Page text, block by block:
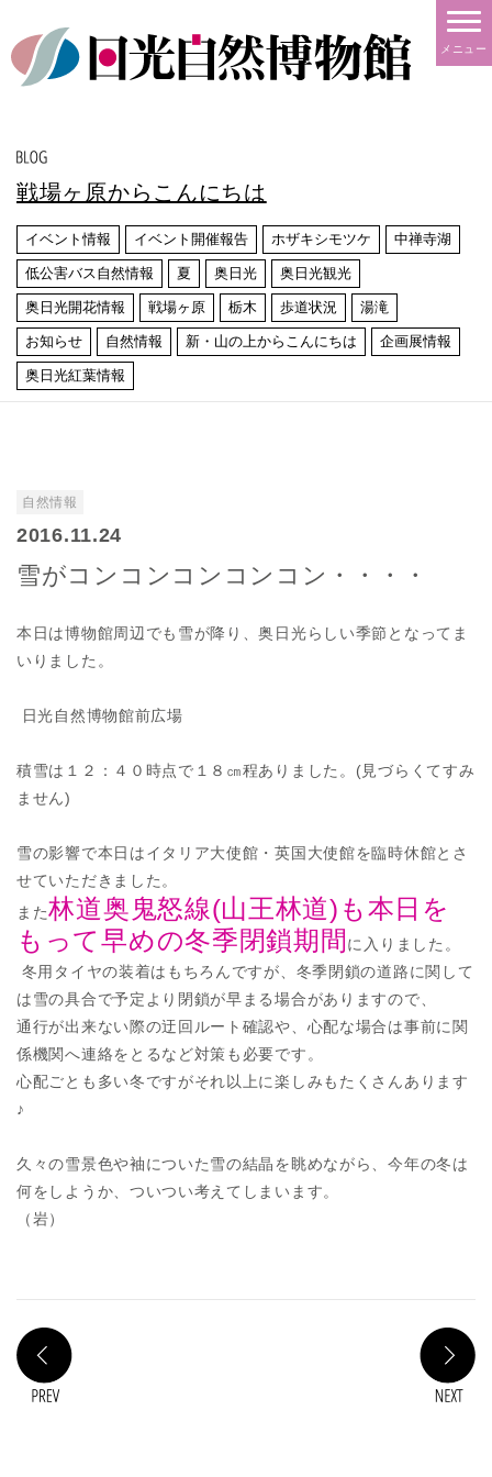
メニュー
戦場ヶ原からこんにちは
イベント情報 イベント開催報告 ホザキシモツケ 中禅寺湖
低公害バス自然情報 夏 奥日光 奥日光観光
奥日光開花情報 戦場ヶ原 栃木 歩道状況 湯滝
お知らせ 自然情報 新・山の上からこんにちは 企画展情報
奥日光紅葉情報
自然情報
2016.11.24
雪がコンコンコンコンコン・・・・
本日は博物館周辺でも雪が降り、奥日光らしい季節となってま
いりました。
日光自然博物館前広場
積雪は１２：４０時点で１８㎝程ありました。(見づらくてすみ
ません)
雪の影響で本日はイタリア大使館・英国大使館を臨時休館とさ
せていただきました。
また林道奥鬼怒線(山王林道)も本日を
もって早めの冬季閉鎖期間 に入りました。
冬用タイヤの装着はもちろんですが、冬季閉鎖の道路に関して
は雪の具合で予定より閉鎖が早まる場合がありますので、
通行が出来ない際の迂回ルート確認や、心配な場合は事前に関
係機関へ連絡をとるなど対策も必要です。
心配ごとも多い冬ですがそれ以上に楽しみもたくさんあります
♪
久々の雪景色や袖についた雪の結晶を眺めながら、今年の冬は
何をしようか、ついつい考えてしまいます。
（岩）